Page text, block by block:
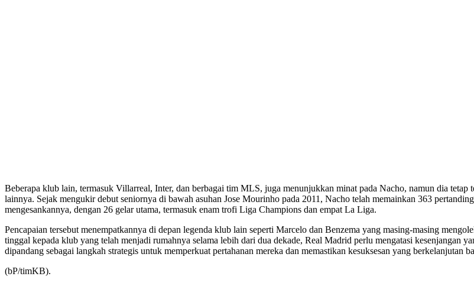
Beberapa klub lain, termasuk Villarreal, Inter, dan berbagai tim MLS, juga menunjukkan minat pada Nacho, namun dia
lainnya. Sejak mengukir debut seniornya di bawah asuhan Jose Mourinho pada 2011, Nacho telah memainkan 363
mengesankannya, dengan 26 gelar utama, termasuk enam trofi Liga Champions dan empat La Liga.
Pencapaian tersebut menempatkannya di depan legenda klub lain seperti Marcelo dan Benzema yang masing-masing
tinggal kepada klub yang telah menjadi rumahnya selama lebih dari dua dekade, Real Madrid perlu mengatasi kesenjangan
dipandang sebagai langkah strategis untuk memperkuat pertahanan mereka dan memastikan kesuksesan yang berkelanjutan
(bP/timKB).